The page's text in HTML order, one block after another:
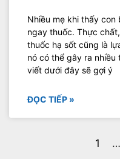
Nhiều mẹ khi thấy
ngay thuốc. Thực
thuốc hạ sốt cũng là
nó có thể gây ra
viết dưới đây sẽ gợi ý
ĐỌC TIẾP »
1 …